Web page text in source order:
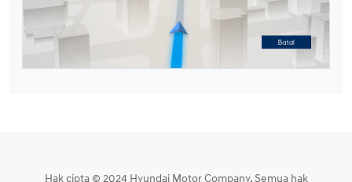
Hak cipta © 2024 Hyundai Motor Company. Semua hak